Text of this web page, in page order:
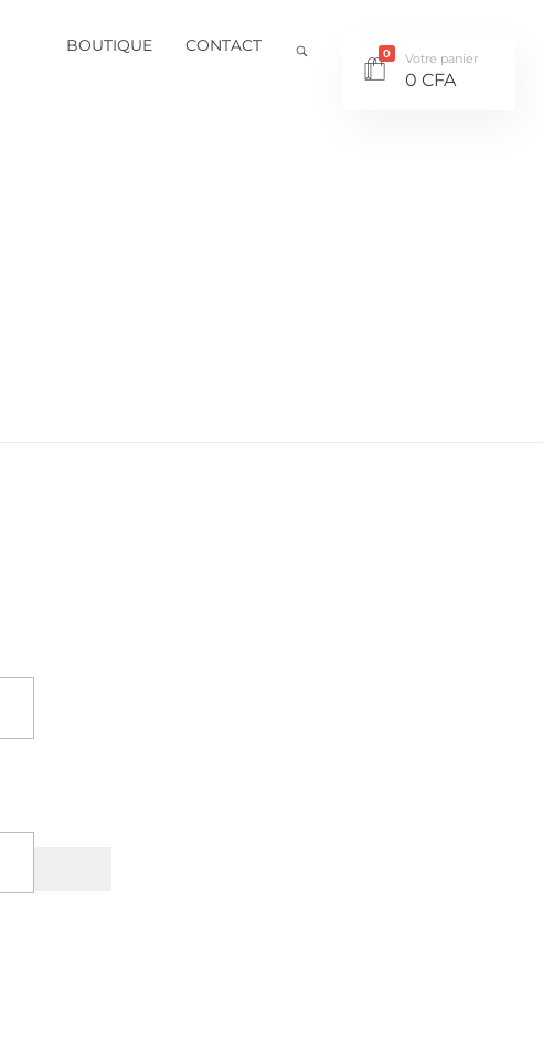
BOUTIQUE CONTACT 0 Votre panier
0 CFA